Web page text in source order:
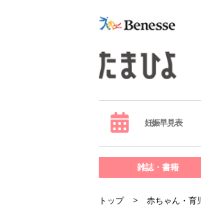
妊娠早見表
雑誌・書籍
トップ 赤ちゃん・育